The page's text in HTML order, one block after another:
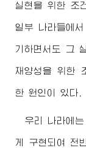
실현을 위한 조
일부 나라들에
기하면서도 그
재양성을 위한
한 원인이 있다.
우리 나라에는
게 구현되여 전